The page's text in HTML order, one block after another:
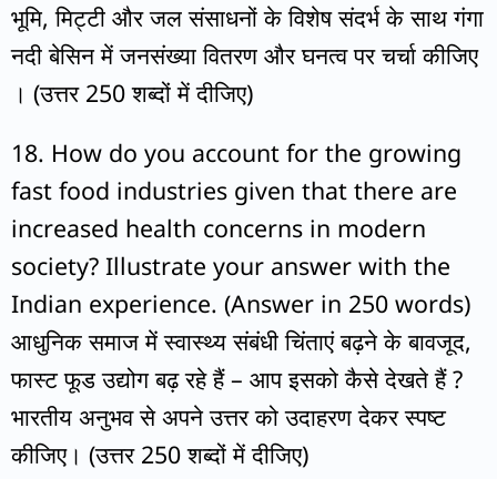
भूमि, मिट्टी और जल संसाधनों के विशेष संदर्भ के साथ गंगा
नदी बेसिन में जनसंख्या वितरण और घनत्व पर चर्चा कीजिए
। (उत्तर 250 शब्दों में दीजिए)
18. How do you account for the growing
fast food industries given that there are
increased health concerns in modern
society? Illustrate your answer with the
Indian experience. (Answer in 250 words)
आधुनिक समाज में स्वास्थ्य संबंधी चिंताएं बढ़ने के बावजूद,
फास्ट फूड उद्योग बढ़ रहे हैं – आप इसको कैसे देखते हैं ?
भारतीय अनुभव से अपने उत्तर को उदाहरण देकर स्पष्ट
कीजिए। (उत्तर 250 शब्दों में दीजिए)